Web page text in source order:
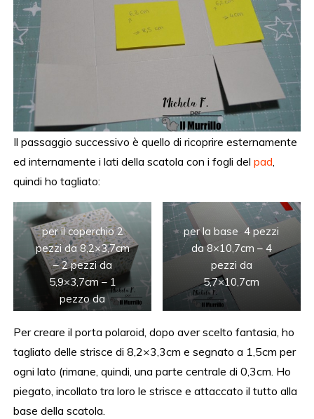
Il passaggio successivo è quello di ricoprire esternamente
ed internamente i lati della scatola con i fogli delpad
quindi ho tagliato:
per il coperchio 2
pezzi da 8,2×3,7cm
– 2 pezzi da
5,9×3,7cm – 1
pezzo da
5,9×8,2cm
per la base 4 pezzi
da 8×10,7cm – 4
pezzi da
5,7×10,7cm
Per creare il porta polaroid, dopo aver scelto fantasia, ho
tagliato delle strisce di 8,2×3,3cm e segnato a 1,5cm per
ogni lato (rimane, quindi, una parte centrale di 0,3cm. Ho
piegato, incollato tra loro le strisce e attaccato il tutto alla
base della scatola.